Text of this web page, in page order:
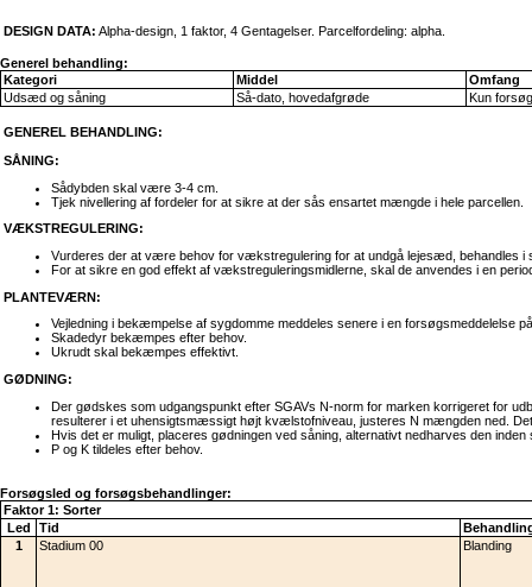
DESIGN DATA: Alpha-design, 1 faktor, 4 Gentagelser. Parcelfordeling: alpha.
Generel behandling:
Kategori
Middel
Omfang
Udsæd og såning
Så-dato, hovedafgrøde Kun forsøg
GENEREL BEHANDLING:
SÅNING:
Sådybden skal være 3-4 cm.
Tjek nivellering af fordeler for at sikre at der sås ensartet mængde i hele parcellen.
VÆKSTREGULERING:
Vurderes der at være behov for vækstregulering for at undgå lejesæd, behandles i
For at sikre en god effekt af vækstreguleringsmidlerne, skal de anvendes i en
PLANTEVÆRN:
Vejledning i bekæmpelse af sygdomme meddeles senere i en forsøgsmeddelelse
Skadedyr bekæmpes efter behov.
Ukrudt skal bekæmpes effektivt.
GØDNING:
Der gødskes som udgangspunkt efter SGAVs N-norm for marken korrigeret for
resulterer i et uhensigtsmæssigt højt kvælstofniveau, justeres N mængden ned.
Hvis det er muligt, placeres gødningen ved såning, alternativt nedharves den
P og K tildeles efter behov.
Forsøgsled og forsøgsbehandlinger:
Faktor 1: Sorter
Led
Tid
1
Stadium 00 Blanding